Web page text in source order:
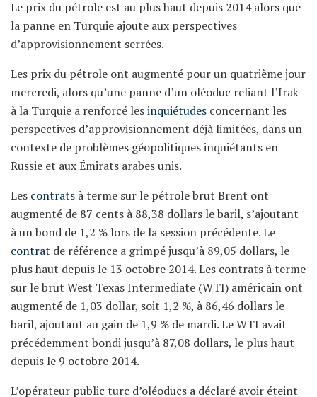
Le prix du pétrole est au plus haut depuis 2014 alors que
la panne en Turquie ajoute aux perspectives
d’approvisionnement serrées.
Les prix du pétrole ont augmenté pour un quatrième jour
mercredi, alors qu’une panne d’un oléoduc reliant l’Irak
à la Turquie a renforcé lesinquiétudes concernant les
perspectives d’approvisionnement déjà limitées, dans un
contexte de problèmes géopolitiques inquiétants en
Russie et aux Émirats arabes unis.
Les contrats à terme sur le pétrole brut Brent ont
augmenté de 87 cents à 88,38 dollars le baril, s’ajoutant
à un bond de 1,2 % lors de la session précédente. Le
contrat de référence a grimpé jusqu’à 89,05 dollars, le
plus haut depuis le 13 octobre 2014. Les contrats à terme
sur le brut West Texas Intermediate (WTI) américain ont
augmenté de 1,03 dollar, soit 1,2 %, à 86,46 dollars le
baril, ajoutant au gain de 1,9 % de mardi. Le WTI avait
précédemment bondi jusqu’à 87,08 dollars, le plus haut
depuis le 9 octobre 2014.
L’opérateur public turc d’oléoducs a déclaré avoir éteint